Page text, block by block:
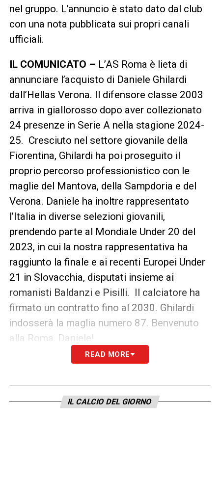
nel gruppo. L’annuncio è stato dato dal club
con una nota pubblicata sui propri canali
ufficiali.
IL COMUNICATO – L’AS Roma è lieta di
annunciare l’acquisto di Daniele Ghilardi
dall’Hellas Verona. Il difensore classe 2003
arriva in giallorosso dopo aver collezionato
24 presenze in Serie A nella stagione 2024-
25. Cresciuto nel settore giovanile della
Fiorentina, Ghilardi ha poi proseguito il
proprio percorso professionistico con le
maglie del Mantova, della Sampdoria e del
Verona. Daniele ha inoltre rappresentato
l’Italia in diverse selezioni giovanili,
prendendo parte al Mondiale Under 20 del
2023, in cui la nostra rappresentativa ha
raggiunto la finale e ai recenti Europei Under
21 in Slovacchia, disputati insieme ai
romanisti Baldanzi e Pisilli. Il calciatore ha
firmato un contratto fino al 2030. Ghilardi
indosserà la maglia numero 87. Benvenuto
alla Roma, Daniele!
READ MORE
IL CALCIO DEL GIORNO